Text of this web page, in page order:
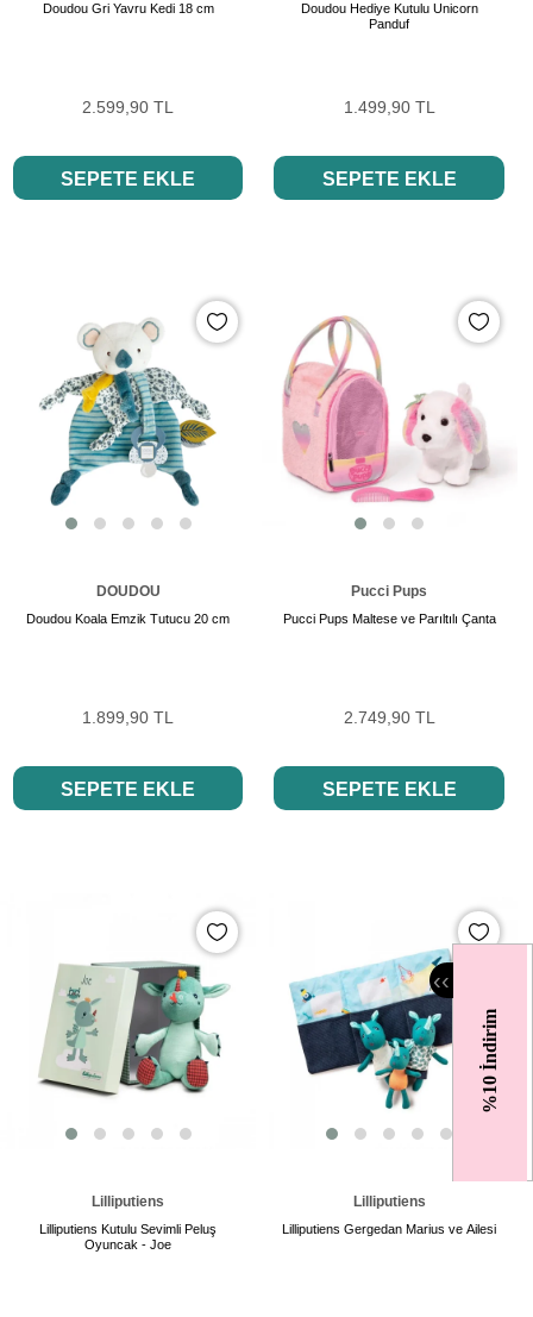
%10 İndirim
‹‹
Doudou Gri Yavru Kedi 18 cm
2.599,90 TL
SEPETE EKLE
Doudou Hediye Kutulu Unicorn
Panduf
1.499,90 TL
SEPETE EKLE
DOUDOU
Doudou Koala Emzik Tutucu 20 cm
1.899,90 TL
SEPETE EKLE
Pucci Pups
Pucci Pups Maltese ve Parıltılı Çanta
2.749,90 TL
SEPETE EKLE
Lilliputiens
Lilliputiens Kutulu Sevimli Peluş
Oyuncak - Joe
Lilliputiens
Lilliputiens Gergedan Marius ve Ailesi